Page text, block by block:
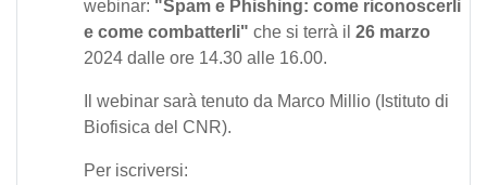
webinar: "Spam e Phishing: come riconoscerli
e come combatterli" che si terrà il 26 marzo
2024 dalle ore 14.30 alle 16.00.
Il webinar sarà tenuto da Marco Millio (Istituto di
Biofisica del CNR).
Per iscriversi: